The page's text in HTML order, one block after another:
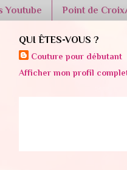
Youtube Point de
QUI ÊTES-VOUS ?
Couture pour débutant
Afficher mon profil